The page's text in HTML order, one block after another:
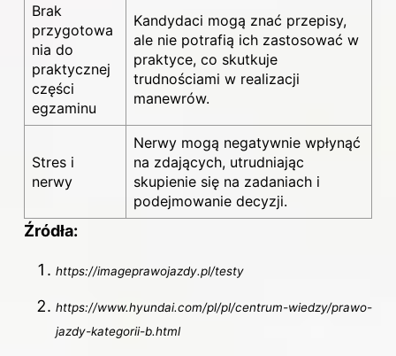
Brak
przygotowa
nia do
praktycznej
części
egzaminu
Kandydaci mogą znać przepisy,
ale nie potrafią ich zastosować w
praktyce, co skutkuje
trudnościami w realizacji
manewrów.
Stres i
nerwy
Nerwy mogą negatywnie wpłynąć
na zdających, utrudniając
skupienie się na zadaniach i
podejmowanie decyzji.
Źródła:
https://imageprawojazdy.pl/testy
https://www.hyundai.com/pl/pl/centrum-wiedzy/prawo-
jazdy-kategorii-b.html